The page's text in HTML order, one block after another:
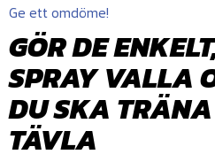
Ge ett omdöme!
GÖR DE
SPRAY VALLA
DU SKA
TÄVLA